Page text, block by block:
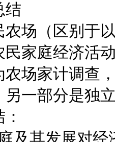
结
场（区别于
家庭经济活
场家计调查
另一部分是独
及其发展对经